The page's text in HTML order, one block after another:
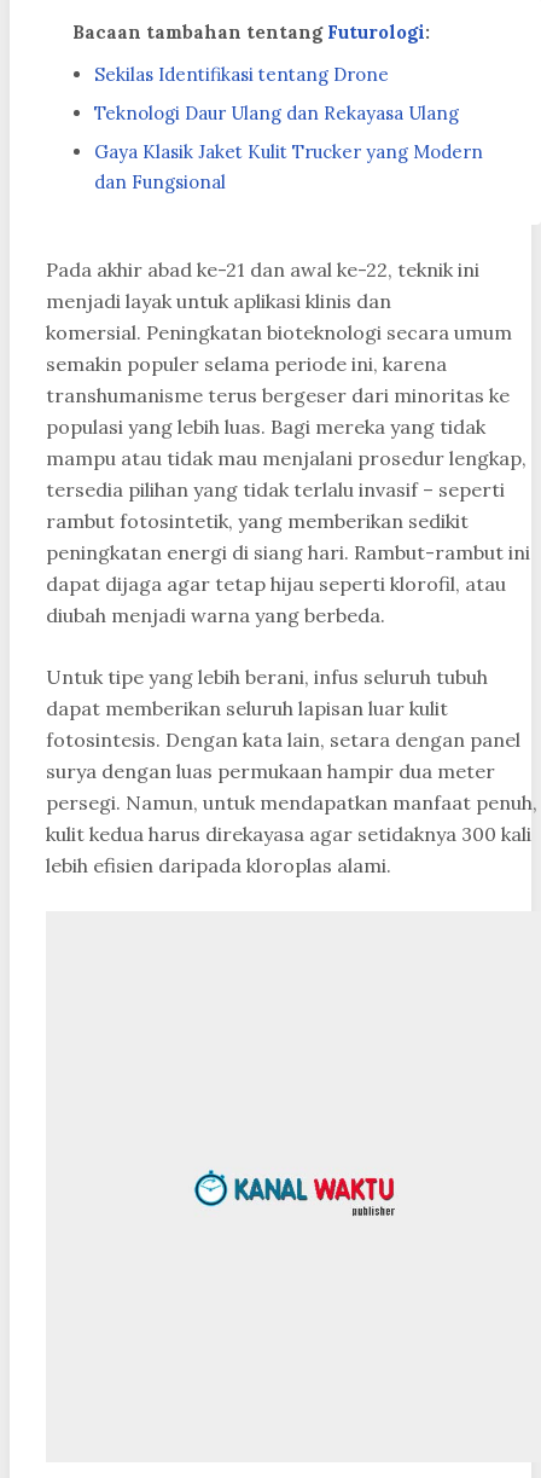
Bacaan tambahan tentang Futurologi:
Sekilas Identifikasi tentang Drone
Teknologi Daur Ulang dan Rekayasa Ulang
Gaya Klasik Jaket Kulit Trucker yang Modern
dan Fungsional
Pada akhir abad ke-21 dan awal ke-22, teknik ini
menjadi layak untuk aplikasi klinis dan
komersial. Peningkatan bioteknologi secara umum
semakin populer selama periode ini, karena
transhumanisme terus bergeser dari minoritas ke
populasi yang lebih luas. Bagi mereka yang tidak
mampu atau tidak mau menjalani prosedur lengkap,
tersedia pilihan yang tidak terlalu invasif – seperti
rambut fotosintetik, yang memberikan sedikit
peningkatan energi di siang hari. Rambut-rambut ini
dapat dijaga agar tetap hijau seperti klorofil, atau
diubah menjadi warna yang berbeda.
Untuk tipe yang lebih berani, infus seluruh tubuh
dapat memberikan seluruh lapisan luar kulit
fotosintesis. Dengan kata lain, setara dengan panel
surya dengan luas permukaan hampir dua meter
persegi. Namun, untuk mendapatkan manfaat penuh,
kulit kedua harus direkayasa agar setidaknya 300 kali
lebih efisien daripada kloroplas alami.